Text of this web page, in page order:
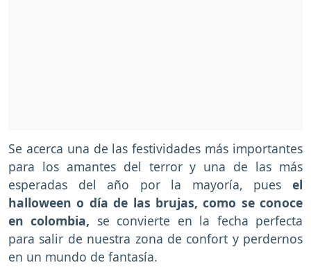
Se acerca una de las festividades más importantes
para los amantes del terror y una de las más
esperadas del año por la mayoría, pues el
halloween o día de las brujas, como se conoce
en colombia, se convierte en la fecha perfecta
para salir de nuestra zona de confort y perdernos
en un mundo de fantasía.